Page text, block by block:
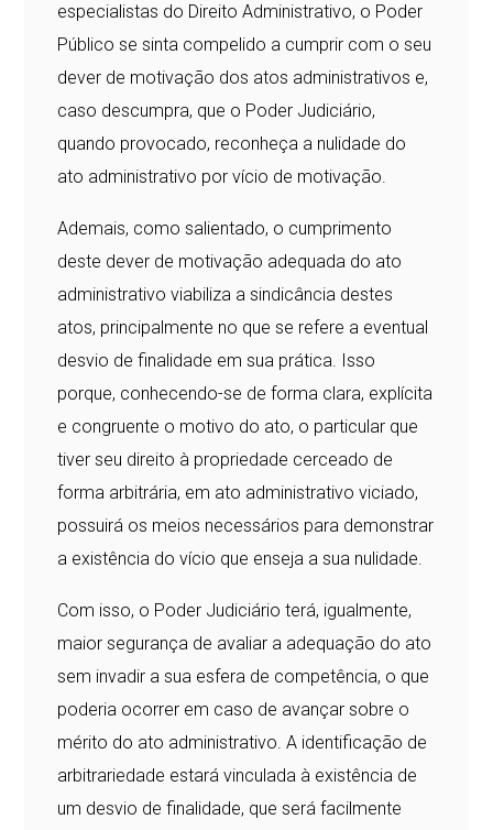
especialistas do Direito Administrativo, o Poder
Público se sinta compelido a cumprir com o seu
dever de motivação dos atos administrativos e,
caso descumpra, que o Poder Judiciário,
quando provocado, reconheça a nulidade do
ato administrativo por vício de motivação.
Ademais, como salientado, o cumprimento
deste dever de motivação adequada do ato
administrativo viabiliza a sindicância destes
atos, principalmente no que se refere a eventual
desvio de finalidade em sua prática. Isso
porque, conhecendo-se de forma clara, explícita
e congruente o motivo do ato, o particular que
tiver seu direito à propriedade cerceado de
forma arbitrária, em ato administrativo viciado,
possuirá os meios necessários para demonstrar
a existência do vício que enseja a sua nulidade.
Com isso, o Poder Judiciário terá, igualmente,
maior segurança de avaliar a adequação do ato
sem invadir a sua esfera de competência, o que
poderia ocorrer em caso de avançar sobre o
mérito do ato administrativo. A identificação de
arbitrariedade estará vinculada à existência de
um desvio de finalidade, que será facilmente